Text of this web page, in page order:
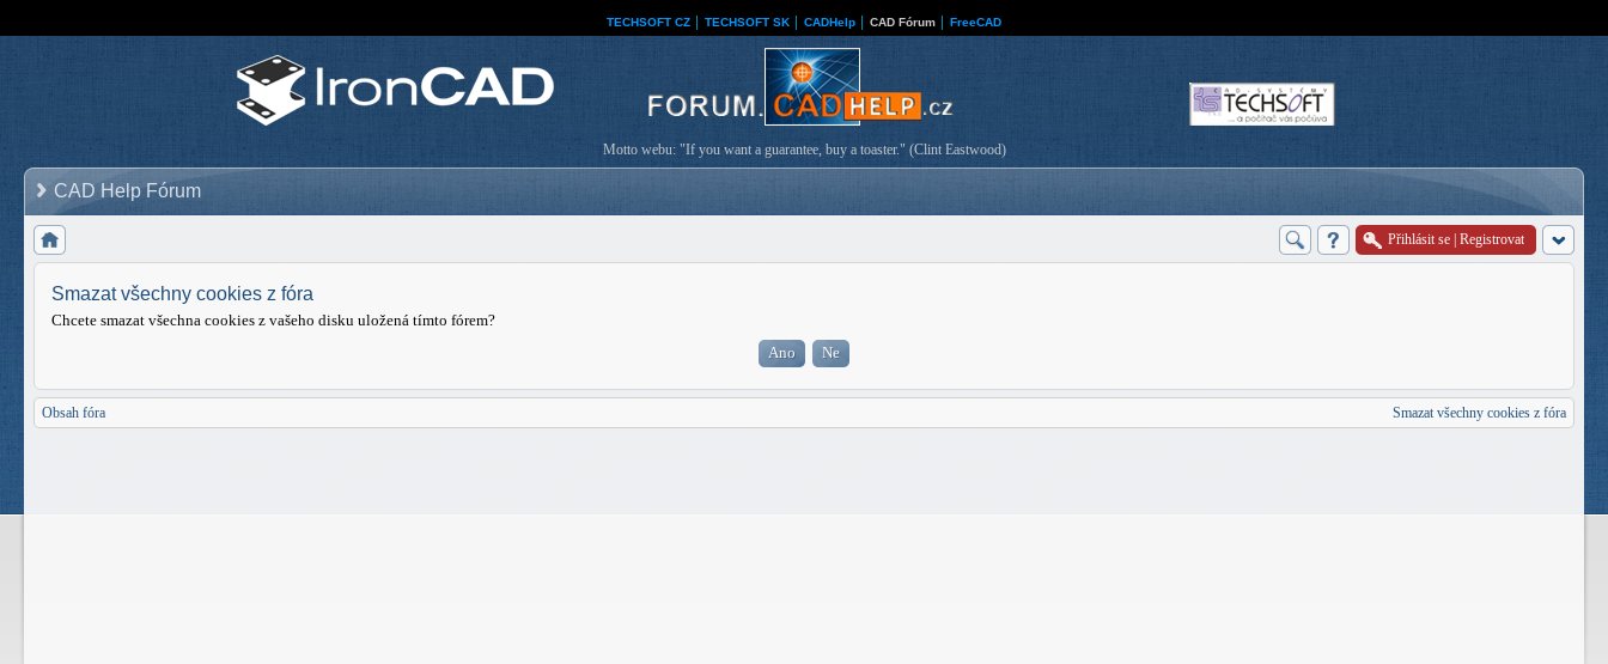
TECHSOFT CZ TECHSOFT SK CADHelp CAD Fórum FreeCAD
Motto webu: "If you want a guarantee, buy a toaster." (Clint Eastwood)
CAD Help Fórum
Přihlásit se Registrovat
Smazat všechny cookies z fóra
Chcete smazat všechna cookies z vašeho disku uložená tímto fórem?
Obsah fóra Smazat všechny cookies z fóra